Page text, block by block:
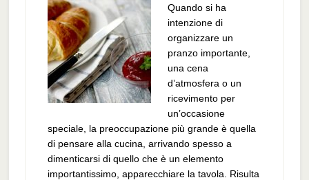
Quando si ha
intenzione di
organizzare un
pranzo importante,
una cena
d’atmosfera o un
ricevimento per
un’occasione
speciale, la preoccupazione più grande è quella
di pensare alla cucina, arrivando spesso a
dimenticarsi di quello che è un elemento
importantissimo, apparecchiare la tavola. Risulta